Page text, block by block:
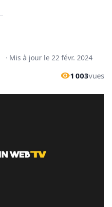
· Mis à jour le 22 févr. 2024
1 003vues